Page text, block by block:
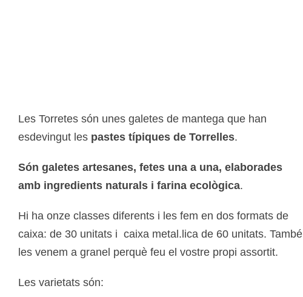
Les Torretes són unes galetes de mantega que han
esdevingut les pastes típiques de Torrelles.
Són galetes artesanes, fetes una a una, elaborades
amb ingredients naturals i farina ecològica.
Hi ha onze classes diferents i les fem en dos formats de
caixa: de 30 unitats i caixa metal.lica de 60 unitats. També
les venem a granel perquè feu el vostre propi assortit.
Les varietats són: